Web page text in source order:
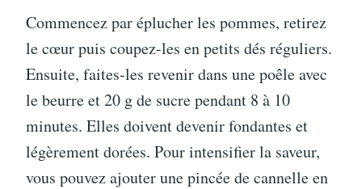
Commencez par éplucher les pommes, retirez
le cœur puis coupez-les en petits dés réguliers.
Ensuite, faites-les revenir dans une poêle avec
le beurre et 20 g de sucre pendant 8 à 10
minutes. Elles doivent devenir fondantes et
légèrement dorées. Pour intensifier la saveur,
vous pouvez ajouter une pincée de cannelle en